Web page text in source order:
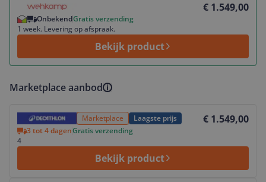
€ 1.549,00
OnbekendGratis verzending
1 week. Levering op afspraak.
Bekijk product
Marketplace aanbod
Marketplace Laagste prijs € 1.549,00
3 tot 4 dagenGratis verzending
4
Bekijk product
Bekijk product